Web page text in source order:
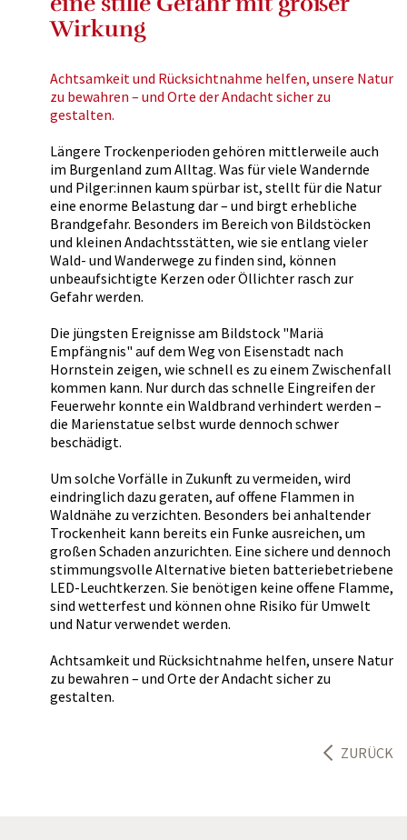
Wirkung
Achtsamkeit und Rücksichtnahme helfen, unsere Natur
zu bewahren – und Orte der Andacht sicher zu
gestalten.
Längere Trockenperioden gehören mittlerweile auch
im Burgenland zum Alltag. Was für viele Wandernde
und Pilger:innen kaum spürbar ist, stellt für die Natur
eine enorme Belastung dar – und birgt erhebliche
Brandgefahr. Besonders im Bereich von Bildstöcken
und kleinen Andachtsstätten, wie sie entlang vieler
Wald- und Wanderwege zu finden sind, können
unbeaufsichtigte Kerzen oder Öllichter rasch zur
Gefahr werden.
Die jüngsten Ereignisse am Bildstock "Mariä
Empfängnis" auf dem Weg von Eisenstadt nach
Hornstein zeigen, wie schnell es zu einem Zwischenfall
kommen kann. Nur durch das schnelle Eingreifen der
Feuerwehr konnte ein Waldbrand verhindert werden –
die Marienstatue selbst wurde dennoch schwer
beschädigt.
Um solche Vorfälle in Zukunft zu vermeiden, wird
eindringlich dazu geraten, auf offene Flammen in
Waldnähe zu verzichten. Besonders bei anhaltender
Trockenheit kann bereits ein Funke ausreichen, um
großen Schaden anzurichten. Eine sichere und dennoch
stimmungsvolle Alternative bieten batteriebetriebene
LED-Leuchtkerzen. Sie benötigen keine offene Flamme,
sind wetterfest und können ohne Risiko für Umwelt
und Natur verwendet werden.
Achtsamkeit und Rücksichtnahme helfen, unsere Natur
zu bewahren – und Orte der Andacht sicher zu
gestalten.
ZURÜCK